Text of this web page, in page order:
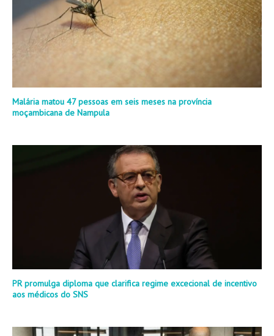
Malária matou 47 pessoas em seis meses na província
moçambicana de Nampula
PR promulga diploma que clarifica regime excecional de incentivo
aos médicos do SNS